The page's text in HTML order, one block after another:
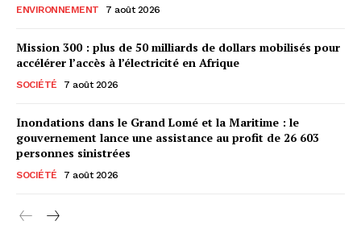
ENVIRONNEMENT 7 août 2026
Mission 300 : plus de 50 milliards de dollars mobilisés pour
accélérer l’accès à l’électricité en Afrique
SOCIÉTÉ 7 août 2026
Inondations dans le Grand Lomé et la Maritime : le
gouvernement lance une assistance au profit de 26 603
personnes sinistrées
SOCIÉTÉ 7 août 2026